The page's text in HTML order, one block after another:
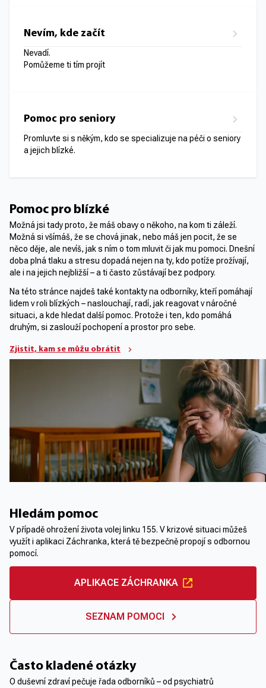
Nevím, kde začít
Nevadí.
Pomůžeme ti tím projít
Pomoc pro seniory
Promluvte si s někým, kdo se specializuje na péči o seniory
a jejich blízké.
Pomoc pro blízké
Možná jsi tady proto, že máš obavy o někoho, na kom ti záleží.
Možná si všímáš, že se chová jinak, nebo máš jen pocit, že se
něco děje, ale nevíš, jak s ním o tom mluvit či jak mu pomoci. Dnešní
doba plná tlaku a stresu dopadá nejen na ty, kdo potíže prožívají,
ale i na jejich nejbližší – a ti často zůstávají bez podpory.
Na této stránce najdeš také kontakty na odborníky, kteří pomáhají
lidem v roli blízkých – naslouchají, radí, jak reagovat v náročné
situaci, a kde hledat další pomoc. Protože i ten, kdo pomáhá
druhým, si zaslouží pochopení a prostor pro sebe.
Zjistit, kam se můžu obrátit
Hledám pomoc
V případě ohrožení života volej linku 155. V krizové situaci můžeš
využít i aplikaci Záchranka, která tě bezpečně propojí s odbornou
pomocí.
APLIKACE ZÁCHRANKA
SEZNAM POMOCI
Často kladené otázky
O duševní zdraví pečuje řada odborníků – od psychiatrů